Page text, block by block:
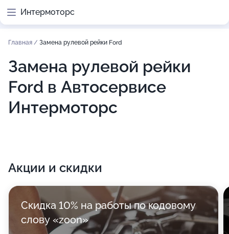
Интермоторс
Главная / Замена рулевой рейки Ford
Замена рулевой рейки
Ford в Автосервисе
Интермоторс
Акции и скидки
Скидка 10% на работы по кодовому
слову «zoon»